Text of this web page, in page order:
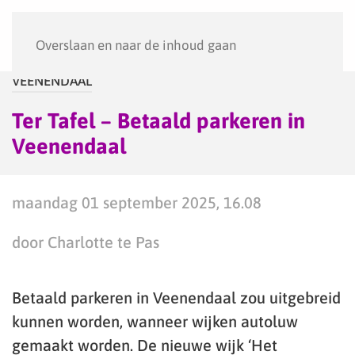
Overslaan en naar de inhoud gaan
VEENENDAAL
Ter Tafel – Betaald parkeren in
Veenendaal
maandag 01 september 2025, 16.08
door Charlotte te Pas
Betaald parkeren in Veenendaal zou uitgebreid
kunnen worden, wanneer wijken autoluw
gemaakt worden. De nieuwe wijk ‘Het